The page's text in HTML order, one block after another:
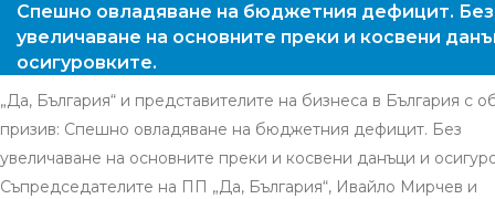
Спешно овладяване на бюджетния дефицит. Без
увеличаване на основните преки и косвени
осигуровките.
„Да, България“ и представителите на бизнеса в България с
призив: Спешно овладяване на бюджетния дефицит. Без
увеличаване на основните преки и косвени данъци и
Съпредседателите на ПП „Да, България“, Ивайло Мирчев и